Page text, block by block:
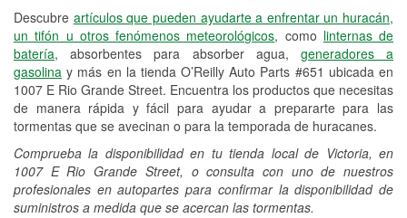
Descubre artículos que pueden ayudarte a enfrentar un huracán,
un tifón u otros fenómenos meteorológicos, como linternas de
batería, absorbentes para absorber agua, generadores a
gasolina y más en la tienda O’Reilly Auto Parts #651 ubicada en
1007 E Rio Grande Street. Encuentra los productos que necesitas
de manera rápida y fácil para ayudar a prepararte para las
tormentas que se avecinan o para la temporada de huracanes.
Comprueba la disponibilidad en tu tienda local de Victoria, en
1007 E Rio Grande Street, o consulta con uno de nuestros
profesionales en autopartes para confirmar la disponibilidad de
suministros a medida que se acercan las tormentas.
Idiomas adicionales
Español